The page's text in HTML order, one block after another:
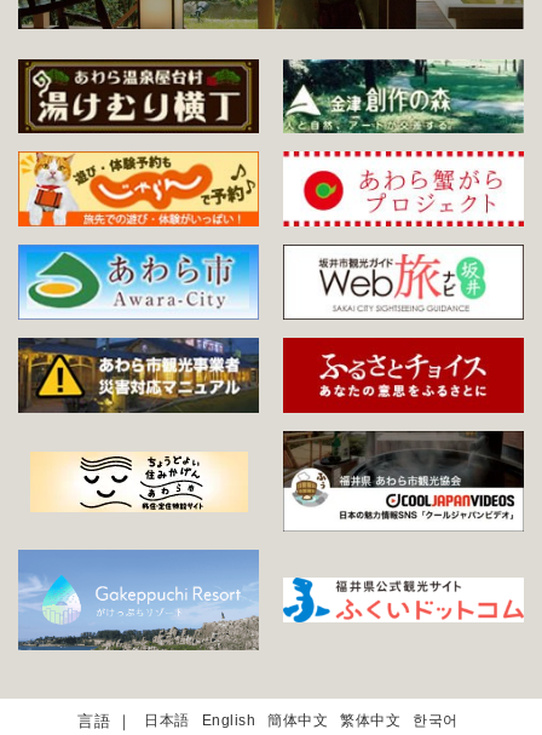
日本語 English 簡体中文 繁体中文 한국어